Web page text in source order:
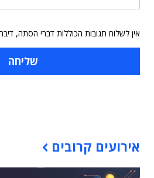
אין לשלוח תגובות הכוללות דברי הסתה,
אירועים קרובים